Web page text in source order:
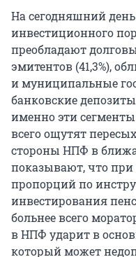
На сегодняшний день
инвестиционного
преобладают
эмитентов (41,3%),
и муниципальные
банковские депозиты
именно эти
всего ощутят
стороны НПФ в
показывают, что
пропорций по
инвестирования
больнее всего
в НПФ ударит в
который может